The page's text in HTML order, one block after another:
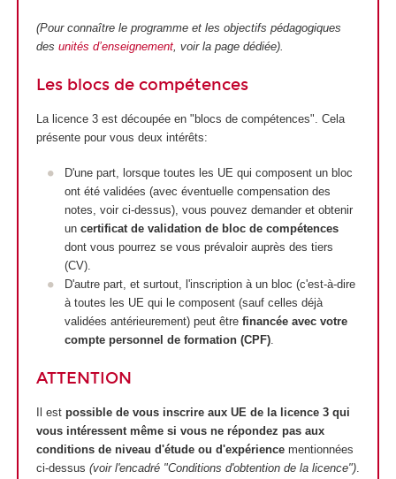
(Pour connaître le programme et les objectifs pédagogiques
des unités d’enseignement, voir la page dédiée).
Les blocs de compétences
La licence 3 est découpée en "blocs de compétences". Cela
présente pour vous deux intérêts:
D'une part, lorsque toutes les UE qui composent un bloc
ont été validées (avec éventuelle compensation des
notes, voir ci-dessus), vous pouvez demander et obtenir
un certificat de validation de bloc de compétences
dont vous pourrez se vous prévaloir auprès des tiers
(CV).
D'autre part, et surtout, l'inscription à un bloc (c'est-à-dire
à toutes les UE qui le composent (sauf celles déjà
validées antérieurement) peut être financée avec votre
compte personnel de formation (CPF).
ATTENTION
Il est possible de vous inscrire aux UE de la licence 3 qui
vous intéressent même si vous ne répondez pas aux
conditions de niveau d'étude ou d'expériencementionnées
ci-dessus (voir l'encadré "Conditions d'obtention de la licence").